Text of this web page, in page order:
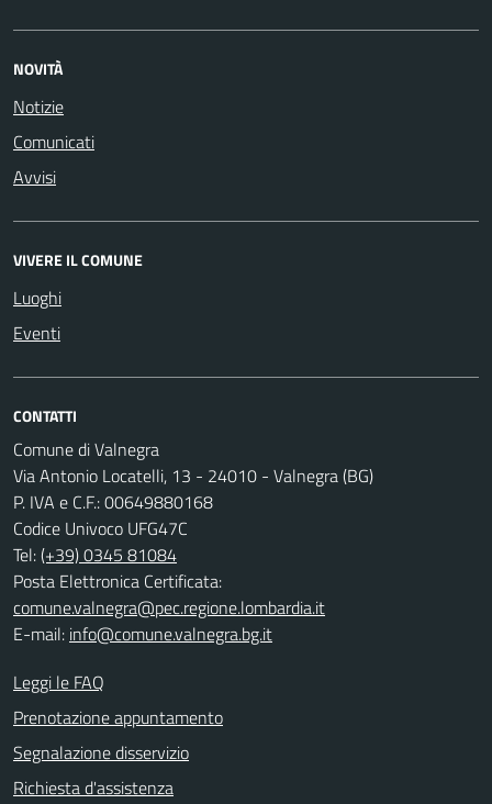
NOVITÀ
Notizie
Comunicati
Avvisi
VIVERE IL COMUNE
Luoghi
Eventi
CONTATTI
Comune di Valnegra
Via Antonio Locatelli, 13 - 24010 - Valnegra (BG)
P. IVA e C.F.: 00649880168
Codice Univoco UFG47C
Tel:(+39) 0345 81084
Posta Elettronica Certificata:
comune.valnegra@pec.regione.lombardia.it
E-mail: info@comune.valnegra.bg.it
Leggi le FAQ
Prenotazione appuntamento
Segnalazione disservizio
Richiesta d'assistenza